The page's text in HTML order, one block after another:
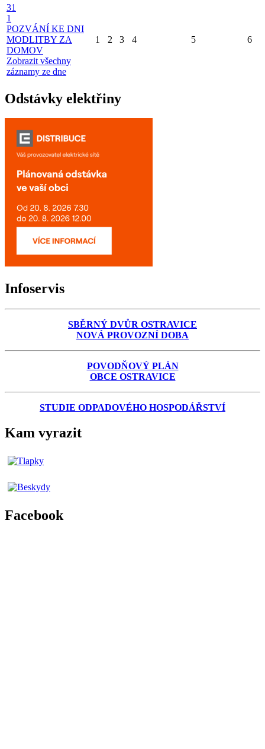
31
1
POZVÁNÍ KE DNI
MODLITBY ZA
DOMOV
Zobrazit všechny
záznamy ze dne
1 2 3 4 5 6
Odstávky elektřiny
Infoservis
SBĚRNÝ DVŮR OSTRAVICE
NOVÁ PROVOZNÍ DOBA
POVODŇOVÝ PLÁN
OBCE OSTRAVICE
STUDIE ODPADOVÉHO HOSPODÁŘSTVÍ
Kam vyrazit
Facebook